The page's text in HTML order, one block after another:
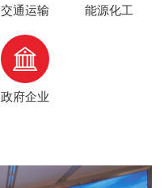
交通运输 能源化工
政府企业